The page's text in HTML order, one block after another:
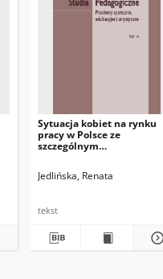
Sytuacja kobiet na rynku
pracy w Polsce ze
szczególnym
świętokrzyskiego
Jedlińska, Renata
tekst